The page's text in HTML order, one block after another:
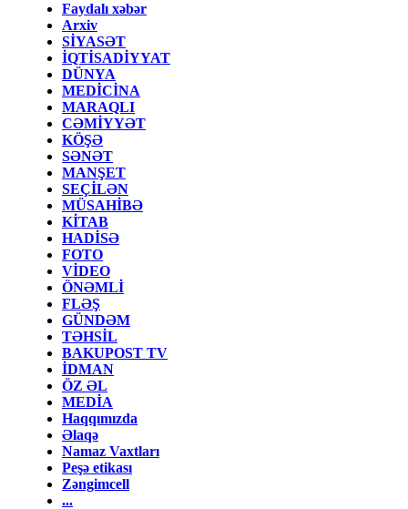
Faydalı xəbər
Arxiv
SİYASƏT
İQTİSADİYYAT
DÜNYA
MEDİCİNA
MARAQLI
CƏMİYYƏT
KÖŞƏ
SƏNƏT
MANŞET
SEÇİLƏN
MÜSAHİBƏ
KİTAB
HADİSƏ
FOTO
VİDEO
ÖNƏMLİ
FLƏŞ
GÜNDƏM
TƏHSİL
BAKUPOST TV
İDMAN
ÖZ ƏL
MEDİA
Haqqımızda
Əlaqə
Namaz Vaxtları
Peşə etikası
Zəngimcell
...